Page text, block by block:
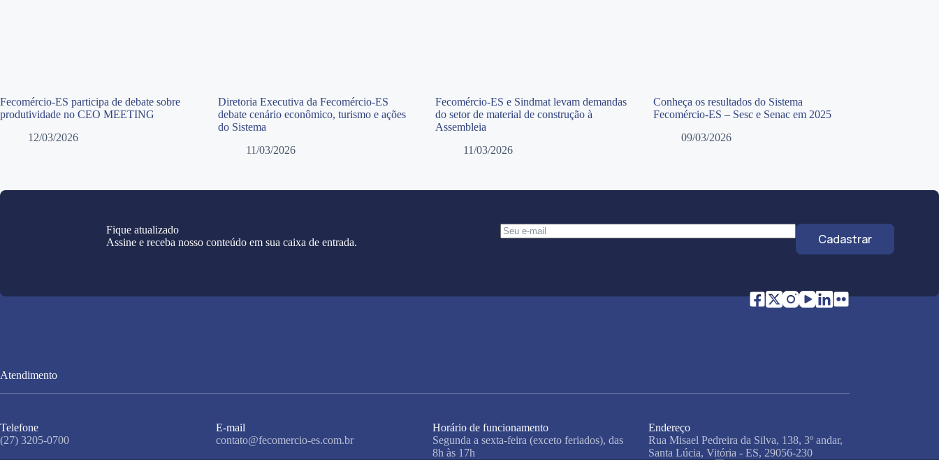
Fecomércio-ES participa de debate sobre
produtividade no CEO MEETING
12/03/2026
Diretoria Executiva da Fecomércio-ES
debate cenário econômico, turismo e ações
do Sistema
11/03/2026
Fecomércio-ES e Sindmat levam demandas
do setor de material de construção à
Assembleia
11/03/2026
Conheça os resultados do Sistema
Fecomércio-ES – Sesc e Senac em 2025
09/03/2026
Fique atualizado
Assine e receba nosso conteúdo em sua caixa de entrada.
Cadastrar
Atendimento
Telefone
(27) 3205-0700
E-mail
contato@fecomercio-es.com.br
Horário de funcionamento
Segunda a sexta-feira (exceto feriados), das
8h às 17h
Endereço
Rua Misael Pedreira da Silva, 138, 3º andar,
Santa Lúcia, Vitória - ES, 29056-230